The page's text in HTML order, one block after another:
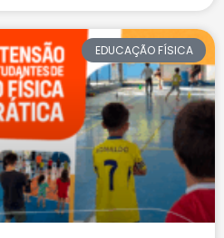
EDUCAÇÃO FÍSICA